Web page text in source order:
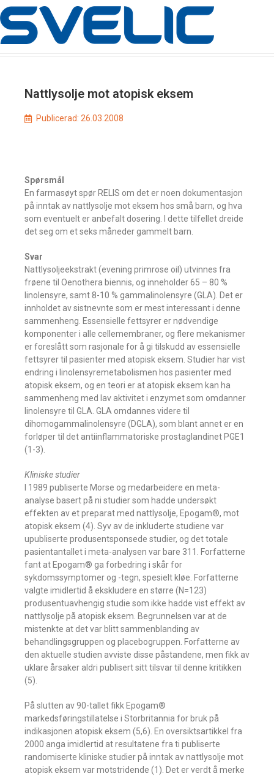
Nattlysolje mot atopisk eksem
Publicerad: 26.03.2008
Spørsmål
En farmasøyt spør RELIS om det er noen dokumentasjon
på inntak av nattlysolje mot eksem hos små barn, og hva
som eventuelt er anbefalt dosering. I dette tilfellet dreide
det seg om et seks måneder gammelt barn.
Svar
Nattlysoljeekstrakt (evening primrose oil) utvinnes fra
frøene til Oenothera biennis, og inneholder 65 – 80 %
linolensyre, samt 8-10 % gammalinolensyre (GLA). Det er
innholdet av sistnevnte som er mest interessant i denne
sammenheng. Essensielle fettsyrer er nødvendige
komponenter i alle cellemembraner, og flere mekanismer
er foreslått som rasjonale for å gi tilskudd av essensielle
fettsyrer til pasienter med atopisk eksem. Studier har vist
endring i linolensyremetabolismen hos pasienter med
atopisk eksem, og en teori er at atopisk eksem kan ha
sammenheng med lav aktivitet i enzymet som omdanner
linolensyre til GLA. GLA omdannes videre til
dihomogammalinolensyre (DGLA), som blant annet er en
forløper til det antiinflammatoriske prostaglandinet PGE1
(1-3).
Kliniske studier
I 1989 publiserte Morse og medarbeidere en meta-
analyse basert på ni studier som hadde undersøkt
effekten av et preparat med nattlysolje, Epogam®, mot
atopisk eksem (4). Syv av de inkluderte studiene var
upubliserte produsentsponsede studier, og det totale
pasientantallet i meta-analysen var bare 311. Forfatterne
fant at Epogam® ga forbedring i skår for
sykdomssymptomer og -tegn, spesielt kløe. Forfatterne
valgte imidlertid å ekskludere en større (N=123)
produsentuavhengig studie som ikke hadde vist effekt av
nattlysolje på atopisk eksem. Begrunnelsen var at de
mistenkte at det var blitt sammenblanding av
behandlingsgruppen og placebogruppen. Forfatterne av
den aktuelle studien avviste disse påstandene, men fikk av
uklare årsaker aldri publisert sitt tilsvar til denne kritikken
(5).
På slutten av 90-tallet fikk Epogam®
markedsføringstillatelse i Storbritannia for bruk på
indikasjonen atopisk eksem (5,6). En oversiktsartikkel fra
2000 anga imidlertid at resultatene fra ti publiserte
randomiserte kliniske studier på inntak av nattlysolje mot
atopisk eksem var motstridende (1). Det er verdt å merke